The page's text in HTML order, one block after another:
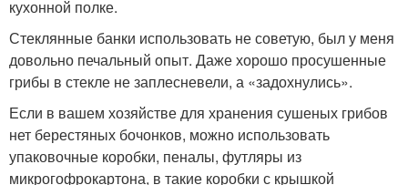
кухонной полке.
Стеклянные банки использовать не советую, был у меня
довольно печальный опыт. Даже хорошо просушенные
грибы в стекле не заплесневели, а «задохнулись».
Если в вашем хозяйстве для хранения сушеных грибов
нет берестяных бочонков, можно использовать
упаковочные коробки, пеналы, футляры из
микрогофрокартона, в такие коробки с крышкой